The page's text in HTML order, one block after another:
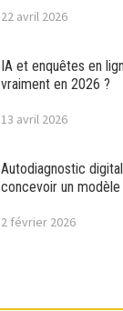
22 avril 2026
IA et enquêtes en
vraiment en 2026 ?
13 avril 2026
Autodiagnostic
concevoir un
2 février 2026